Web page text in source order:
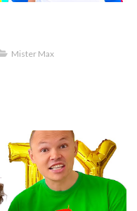
Mister Max